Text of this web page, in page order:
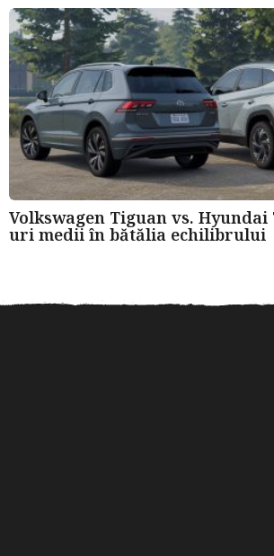
Volkswagen Tiguan vs. Hyundai
uri medii în bătălia echilibrului